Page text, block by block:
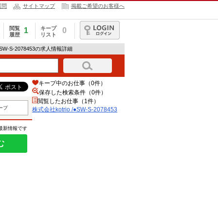
問 サイトマップ 掲載ご希望のお客様へ
閲覧
履歴
1
キープ
リスト
0
ログイン
S-2078453の求人情報詳細
プ
新情報です
キープ中のお仕事（0件）
保存した検索条件（0件）
閲覧したお仕事（1件）
株式会社kotrio /●SW-S-2078453